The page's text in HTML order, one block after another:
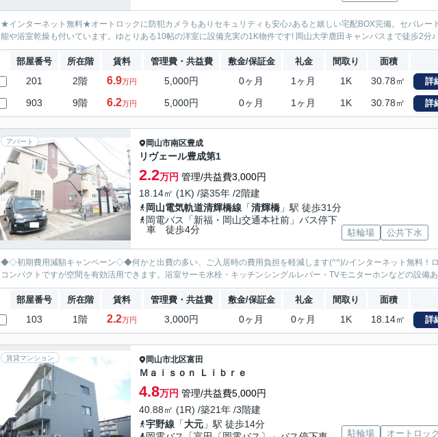
★インターネット無料★オートロックに防犯カメラもありセキュリティも安心♪あると嬉しい宅配BOX完備。セパレー
能や浴室乾燥も付いています。ゆとりある10帖の洋室に設備充実の1K物件です! 岡山大学鹿田キャンパスまで徒歩2分♪
部屋番号 所在階 賃料 管理費・共益費 敷金/保証金 礼金 間取り 面積
201 2階 6.9万円 5,000円 0ヶ月 1ヶ月 1K 30.78㎡ 詳
903 9階 6.2万円 5,000円 0ヶ月 1ヶ月 1K 30.78㎡ 詳
アパート 岡山市南区豊成
リヴェール豊成第1
2.2万円 管理/共益費3,000円
18.14㎡ (1K) /築35年 /2階建
岡山電気軌道清輝橋線 「清輝橋 」駅 徒歩31分
岡電バス「新福・岡山交通本社前」バス停下
車 徒歩4分
駐輪場 公共下水
◆◇初期費用減額キャンペーン◇◆何かと出費の多い、ご入居時の費用負担を軽減します(^^)/♪インターネット無料！
コンパクトですが空間を有効活用できます。浴室サーモ水栓・キッチンシングルレバー・TVモニターホンなどの設備
部屋番号 所在階 賃料 管理費・共益費 敷金/保証金 礼金 間取り 面積
103 1階 2.2万円 3,000円 0ヶ月 0ヶ月 1K 18.14㎡ 詳
賃貸マンション 岡山市北区富田
Ｍａｉｓｏｎ Ｌｉｂｒｅ
4.8万円 管理/共益費5,000円
40.88㎡ (1R) /築21年 /3階建
宇野線 「大元 」駅 徒歩14分
駐輪場 オートロック